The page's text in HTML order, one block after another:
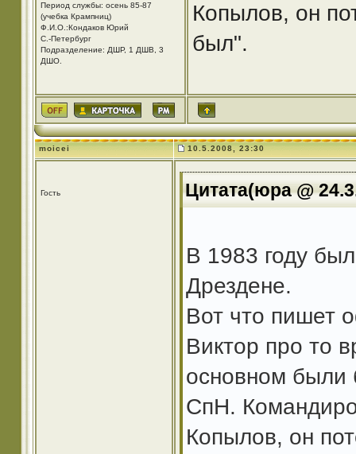
Период службы: осень 85-87
(учебка Крампниц)
Ф.И.О.:Кондаков Юрий
С.-Петербург
Подразделение: ДШР, 1 ДШВ, 3
ДШО.
Копылов, он
был".
moicei 10.5.2008, 23:30
Гость Цитата(юра @
В 1983 году
Дрездене.
Вот что пишет
Виктор про то
основном были
СпН.
Копылов, он